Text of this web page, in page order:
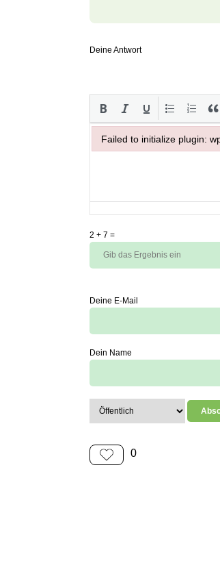
Deine Antwort
2 + 7 =
Deine E-Mail
Dein Name
0
Failed to initialize plugin:
Failed to initialize plugin: